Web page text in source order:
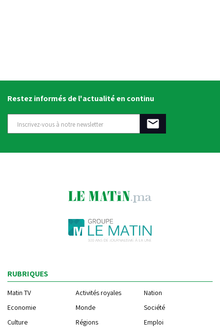
Restez informés de l'actualité en continu
RUBRIQUES
Matin TV Activités royales
Nation
Economie
Monde
Société
Culture
Régions
Emploi